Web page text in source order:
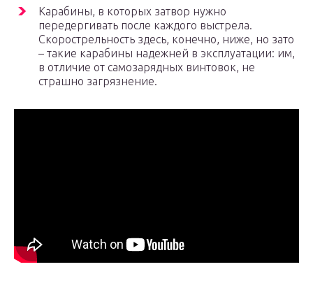
Карабины, в которых затвор нужно
передергивать после каждого выстрела.
Скорострельность здесь, конечно, ниже, но зато
– такие карабины надежней в эксплуатации: им,
в отличие от самозарядных винтовок, не
страшно загрязнение.